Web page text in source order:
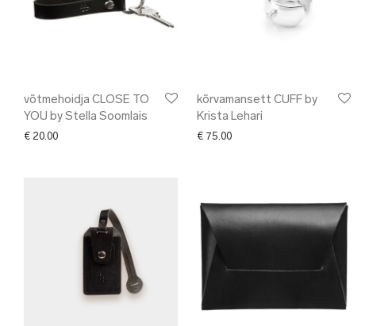
võtmehoidja CLOSE TO
YOU by Stella Soomlais
€ 20.00
kõrvamansett CUFF by
Krista Lehari
€ 75.00